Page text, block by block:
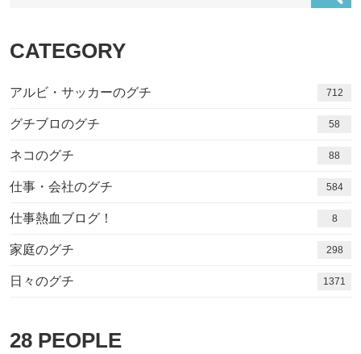
CATEGORY
アルビ・サッカーのグチ 712
グチブロのグチ 58
ネコのグチ 88
仕事・会社のグチ 584
仕事熱血ブログ！ 8
家庭のグチ 298
日々のグチ 1416
28 PEOPLE